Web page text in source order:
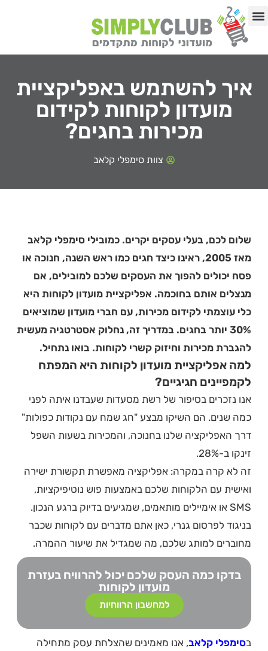
איך להשתמש באפליקציית
מועדון לקוחות לקידום
מכירות בחגים?
צוות סימפלי קלאב
שלום לכם, בעלי עסקים יקרים. כמובילי סימפלי קלאב
מאז 2005, ראינו כיצד חגים כמו ראש השנה, חנוכה או
פסח יכולים להפוך את העסקים שלכם למובילים, אם
מנצלים אותם בחוכמה. אפליקציית מועדון לקוחות היא
כלי עוצמתי לקידום מכירות, עם חברי מועדון שמוציאים
30% יותר בחגים. במדריך זה, נחלוק אסטרטגיה מעשית
להגברת מכירות וחיזוק קשרי לקוחות. בואו נתחיל.
למה אפליקציית מועדון לקוחות היא המפתח
לקמפיינים חגיגיים?
אנו נזכרים בסיפור של רשת מסעדות שעבדנו איתה לפני
כמה שנים. הם השיקו מבצע "חג שמח עם נקודות כפולות"
דרך האפליקציה שלנו בחנוכה, והמכירות בשעות השפל
זינקו ב-28%.
זה לא קרה במקרה: אפליקציה מאפשרת תקשורת ישירה
ואישית עם הלקוחות שלכם באמצעות פוש נוטיפיקציות,
SMS או אימיילים מותאמים, שמגיעים בדיוק ברגע הנכון.
בניגוד לפרסום גנרי, כאן אתם מדברים עם לקוחות שכבר
מחוברים למותג שלכם, מה שמגדיל את שיעור ההמרה.
בדקו כמה העסק שלכם יכול להרוויח בעזרת
מועדון לקוחות
למחשבון הרווחיות
בסימפלי קלאב, אנו מאמינים שהצלחת עסק מתחילה